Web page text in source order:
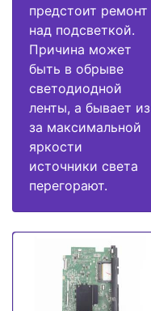
предстоит ремонт
над подсветкой.
Причина может
быть в обрыве
светодиодной
ленты, а бывает из
за максимальной
яркости
источники света
перегорают.